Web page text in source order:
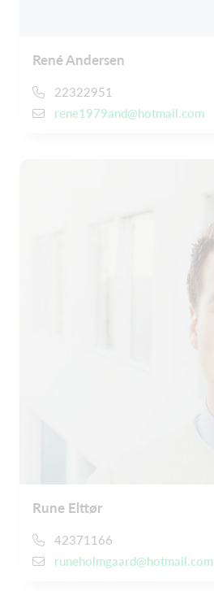
René Andersen
22322951
rene1979and@hotmail.com
Rune Elttør
42371166
runeholmgaard@hotmail.com